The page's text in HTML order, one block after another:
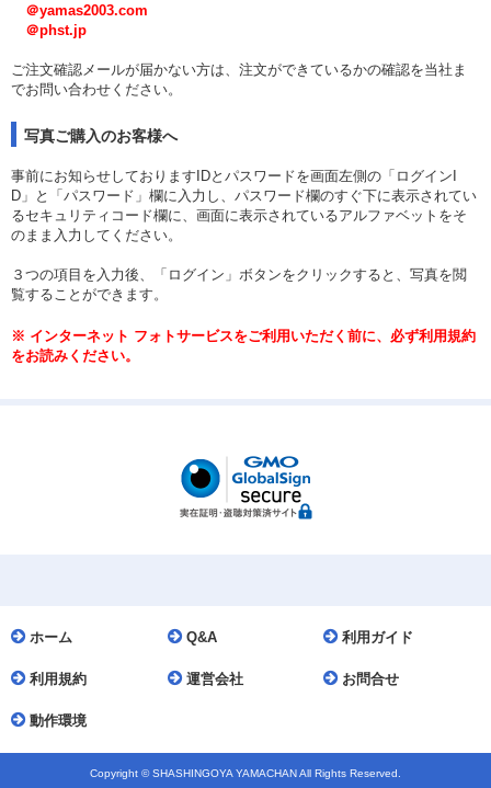
＠yamas2003.com
＠phst.jp
ご注文確認メールが届かない方は、注文ができているかの確認を当社ま
でお問い合わせください。
写真ご購入のお客様へ
事前にお知らせしておりますIDとパスワードを画面左側の「ログインI
D」と「パスワード」欄に入力し、パスワード欄のすぐ下に表示されてい
るセキュリティコード欄に、画面に表示されているアルファベットをそ
のまま入力してください。
３つの項目を入力後、「ログイン」ボタンをクリックすると、写真を閲
覧することができます。
※ インターネット フォトサービスをご利用いただく前に、必ず利用規約
をお読みください。
ホーム Q&A 利用ガイド
利用規約 運営会社 お問合せ
動作環境
Copyright © SHASHINGOYA YAMACHAN All Rights Reserved.